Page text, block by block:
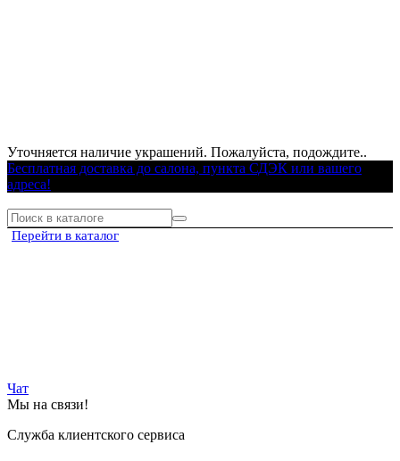
Уточняется наличие украшений. Пожалуйста, подождите..
Бесплатная доставка до салона, пункта СДЭК или вашего
адреса!
Перейти в каталог
Чат
Мы на связи!
Служба клиентского сервиса